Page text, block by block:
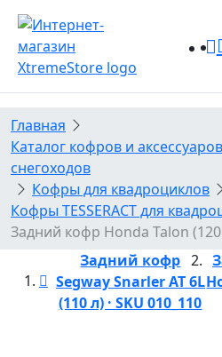
Главная
Каталог кофров и
снегоходов
Кофры для квадроциклов
Кофры TESSERACT для
Задний кофр Honda Talon (120
Задний кофр
Segway Snarler AT 6L
(110 л) · SKU 010_110
Задние кофры GKA
Универсальные кофры и
Экспедиционные ящики GKA
Кофры TESSERACT для
Кофры TESSERACT для
Канистры Tesseract
Шноркель
Бампера
Комплект защиты для
Для кофров